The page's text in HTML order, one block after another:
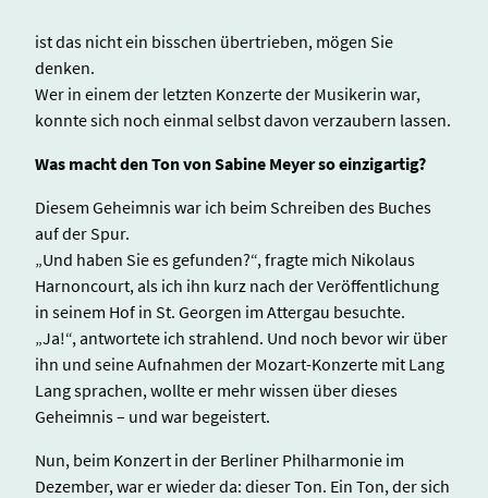
ist das nicht ein bisschen übertrieben, mögen Sie
denken.
Wer in einem der letzten Konzerte der Musikerin war,
konnte sich noch einmal selbst davon verzaubern lassen.
Was macht den Ton von Sabine Meyer so einzigartig?
Diesem Geheimnis war ich beim Schreiben des Buches
auf der Spur.
„Und haben Sie es gefunden?“, fragte mich Nikolaus
Harnoncourt, als ich ihn kurz nach der Veröffentlichung
in seinem Hof in St. Georgen im Attergau besuchte.
„Ja!“, antwortete ich strahlend. Und noch bevor wir über
ihn und seine Aufnahmen der Mozart-Konzerte mit Lang
Lang sprachen, wollte er mehr wissen über dieses
Geheimnis – und war begeistert.
Nun, beim Konzert in der Berliner Philharmonie im
Dezember, war er wieder da: dieser Ton. Ein Ton, der sich